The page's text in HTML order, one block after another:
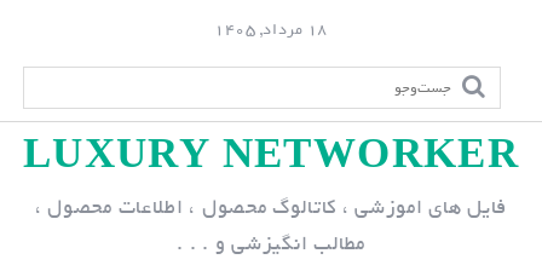
p
18 مرداد, 1405
LUXURY NETWORKER
فایل های اموزشی ، کاتالوگ محصول ، اطلاعات محصول ،
مطالب انگیزشی و . . .